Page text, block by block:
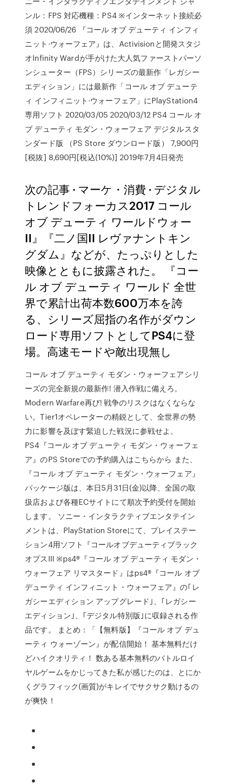
ンル：FPS 対応機種：PS4 ※インターネット接続必
須 2020/06/26 『コール オブ デューティ インフィ
ニット·ウォーフェア』は、Activisionと開発スタジ
オInfinity Wardが手がけた大人気ファーストパーソ
ンシューター（FPS）シリーズの最新作「レガシー
エディション」には最新作「コール オブ デューテ
ィ インフィニット·ウォーフェア」にPlayStation4
専用ソフト 2020/03/05 2020/03/12 PS4 コール オ
ブ デューティ モダン・ウォーフェア デジタルスタ
ンダード版 （PS Store ダウンロード版） 7,900円
[税抜] 8,690円[税込(10%)] 2019年7月4日発売
次の記事 · マーケ・消費 · デジタル
トレンドフォーカス2017 コール
オブ デューティ ワールドウォー
II』『二ノ国II レヴァナントキン
グダム』などが、たっぷりとした
映像とともに披露された。 『コー
ル オブ デューティ ワールド 全世
界で累計出荷本数600万本を誇
る、シリーズ屈指の名作がダウン
ロード専用ソフトとしてPS4に登
場。高速モードや敵出現無し
コール オブ デューティ モダン・ウォーフェアシリ
ーズの完全新規の最新作! 潜入作戦に備えろ。
Modern Warfare再び! 戦争のリスクはなくならな
い。Tier1オペレーターの精鋭として、全世界の勢
力に影響を及ぼす緊迫した戦況に参戦せよ。
PS4『コール オブ デューティ モダン・ウォーフェ
ア』のPS Storeでの予約購入はこちらから また、
『コール オブ デューティ モダン・ウォーフェア』
パッケージ版は、本日5月31日(金)以降、全国の取
扱店および各種ECサイトにて順次予約受付を開始
します。 ソニー・インタラクティブエンタテイン
メントは、PlayStation Storeにて、プレイステー
ション4用ソフト『コールオブデューティブラック
オプスIII ※ps4®『コール オブ デューティ モダン・
ウォーフェア リマスタード』はps4®『コール オブ
デューティ インフィニット・ウォーフェア』の｢レ
ガシーエディション アップグレード｣、｢レガシー
エディション｣、｢デジタル特別版｣に収録される作
品です。 まとめ：「【無料版】『コール オブ デュ
ーティ ウォーゾーン』が配信開始！ 基本無料だけ
どハイクオリティ！ 数ある基本無料のバトルロイ
ヤルゲームをかじってきた私が感じたのは、とにか
くグラフィック(画質)がキレイでサクサク動けるの
が爽快！